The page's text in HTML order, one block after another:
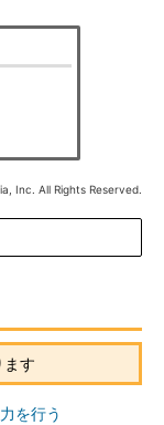
Inc. All Rights Reserved.
ます
を行う